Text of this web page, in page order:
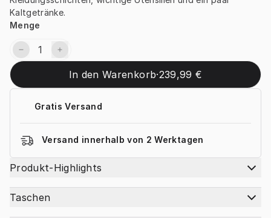
Kaltgetränke.
Menge
In den Warenkorb·239,99 €
Gratis Versand
Versand innerhalb von 2 Werktagen
Produkt-Highlights
Taschen